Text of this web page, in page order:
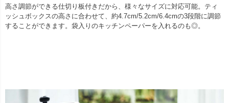
高さ調節ができる仕切り板付きだから、様々なサイズに対応可能。ティ
ッシュボックスの高さに合わせて、約4.7cm/5.2cm/6.4cmの3段階に調節
することができます。袋入りのキッチンペーパーを入れるのも◎。